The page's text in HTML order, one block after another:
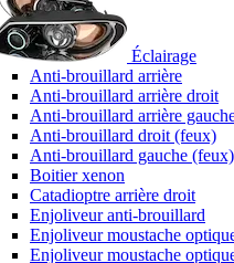
Éclairage
Anti-brouillard arrière
Anti-brouillard arrière droit
Anti-brouillard arrière
Anti-brouillard droit (feux)
Anti-brouillard gauche (feux)
Boitier xenon
Catadioptre arrière droit
Enjoliveur anti-brouillard
Enjoliveur moustache
Enjoliveur moustache